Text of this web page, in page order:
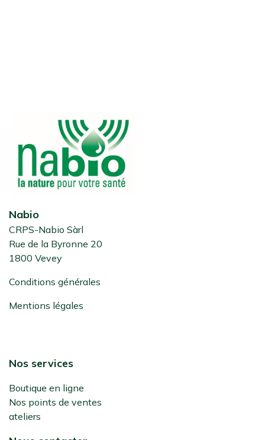
Nabio
CRPS-Nabio Sàrl
Rue de la Byronne 20
1800 Vevey
Conditions générales
Mentions légales
Nos services
Boutique en ligne
Nos points de ventes
ateliers